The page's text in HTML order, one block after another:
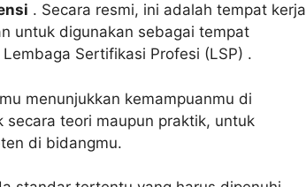
. Secara resmi, ini adalah tempat kerja
untuk digunakan sebagai tempat
Sertifikasi Profesi (LSP) .
menunjukkan kemampuanmu di
secara teori maupun praktik, untuk
di bidangmu.